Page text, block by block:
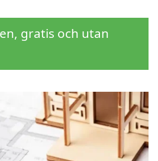
gratis och utan